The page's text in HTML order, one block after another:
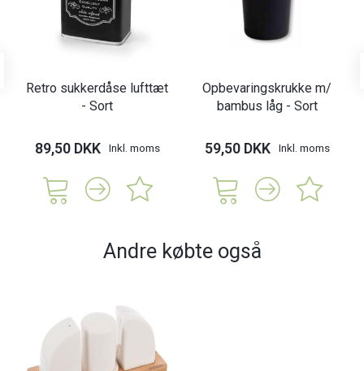
Retro sukkerdåse lufttæt
- Sort
89,50 DKK Inkl. moms
Opbevaringskrukke m/
bambus låg - Sort
59,50 DKK Inkl. moms
Andre købte også